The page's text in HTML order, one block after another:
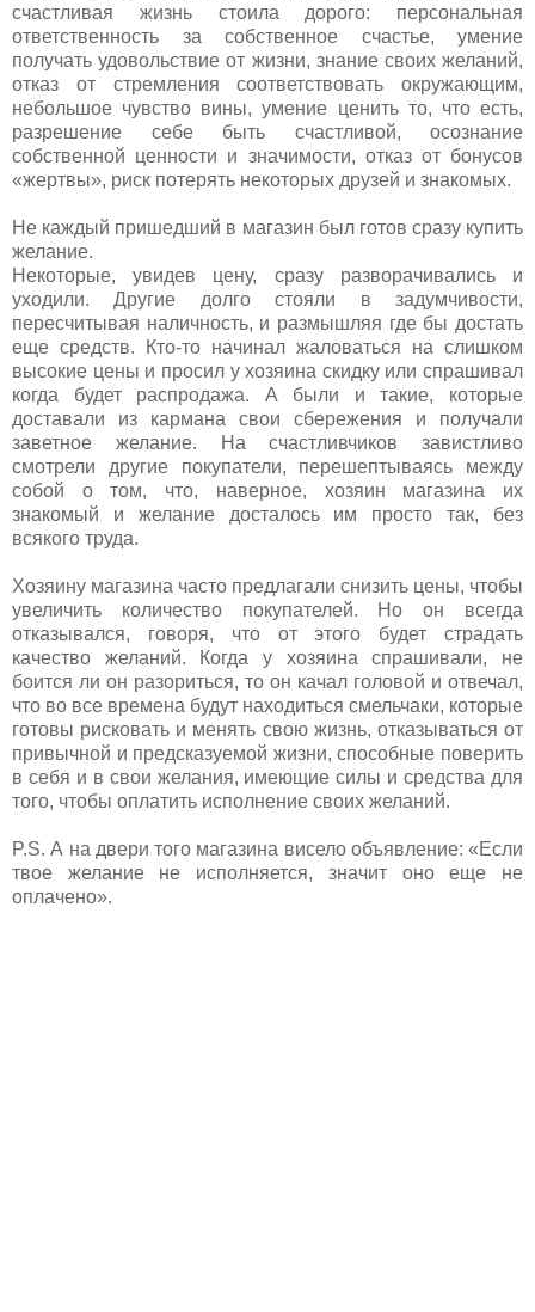
счастливая жизнь стоила дорого: персональная
ответственность за собственное счастье, умение
получать удовольствие от жизни, знание своих желаний,
отказ от стремления соответствовать окружающим,
небольшое чувство вины, умение ценить то, что есть,
разрешение себе быть счастливой, осознание
собственной ценности и значимости, отказ от бонусов
«жертвы», риск потерять некоторых друзей и знакомых.
Не каждый пришедший в магазин был готов сразу купить
желание.
Некоторые, увидев цену, сразу разворачивались и
уходили. Другие долго стояли в задумчивости,
пересчитывая наличность, и размышляя где бы достать
еще средств. Кто-то начинал жаловаться на слишком
высокие цены и просил у хозяина скидку или спрашивал
когда будет распродажа. А были и такие, которые
доставали из кармана свои сбережения и получали
заветное желание. На счастливчиков завистливо
смотрели другие покупатели, перешептываясь между
собой о том, что, наверное, хозяин магазина их
знакомый и желание досталось им просто так, без
всякого труда.
Хозяину магазина часто предлагали снизить цены, чтобы
увеличить количество покупателей. Но он всегда
отказывался, говоря, что от этого будет страдать
качество желаний. Когда у хозяина спрашивали, не
боится ли он разориться, то он качал головой и отвечал,
что во все времена будут находиться смельчаки, которые
готовы рисковать и менять свою жизнь, отказываться от
привычной и предсказуемой жизни, способные поверить
в себя и в свои желания, имеющие силы и средства для
того, чтобы оплатить исполнение своих желаний.
P.S. А на двери того магазина висело объявление: «Если
твое желание не исполняется, значит оно еще не
оплачено».